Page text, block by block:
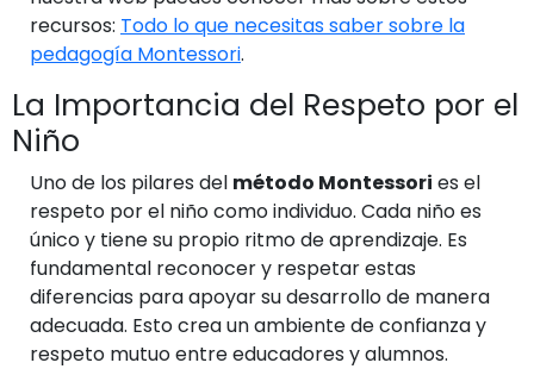
recursos: Todo lo que necesitas saber sobre la
pedagogía Montessori.
La Importancia del Respeto por el
Niño
Uno de los pilares del método Montessori es el
respeto por el niño como individuo. Cada niño es
único y tiene su propio ritmo de aprendizaje. Es
fundamental reconocer y respetar estas
diferencias para apoyar su desarrollo de manera
adecuada. Esto crea un ambiente de confianza y
respeto mutuo entre educadores y alumnos.